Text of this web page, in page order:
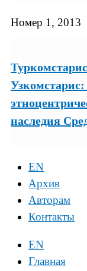
Номер 1, 2013
наследия
EN
Архив
Авторам
Контакты
EN
Главная